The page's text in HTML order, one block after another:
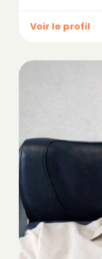
Voir le profil